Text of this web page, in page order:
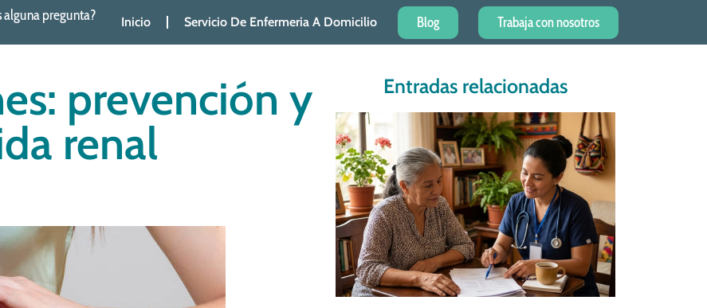
alguna pregunta? Inicio Servicio De Enfermeria A Domicilio Blog Trabaja con nosotros
prevención y
renal
Entradas relacionadas